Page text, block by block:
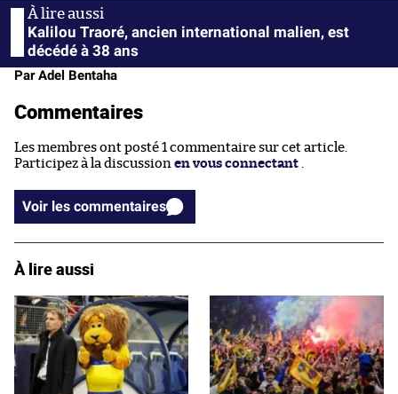
Kalilou Traoré, ancien international malien, est
décédé à 38 ans
Par Adel Bentaha
Commentaires
Les membres ont posté 1 commentaire sur cet article.
Participez à la discussion en vous connectant
Voir les commentaires
À lire aussi